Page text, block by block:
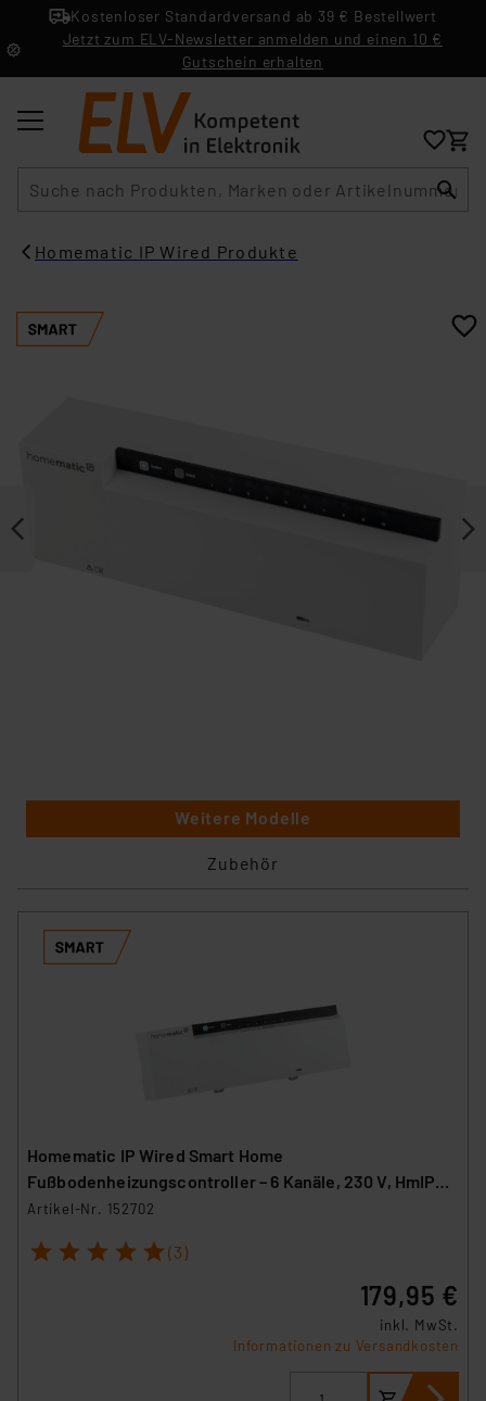
Kostenloser Standardversand ab 39 € Bestellwert
Jetzt zum ELV-Newsletter anmelden und einen 10 €
Gutschein erhalten
Homematic IP Wired Produkte
Weitere Modelle
Zubehör
Homematic IP Wired Smart Home
Fußbodenheizungscontroller – 6 Kanäle, 230 V, HmIPW-
FAL230-C6
Artikel-Nr. 152702
1 2 3 4 5 (3)
179,95 €
inkl. MwSt.
Informationen zu Versandkosten